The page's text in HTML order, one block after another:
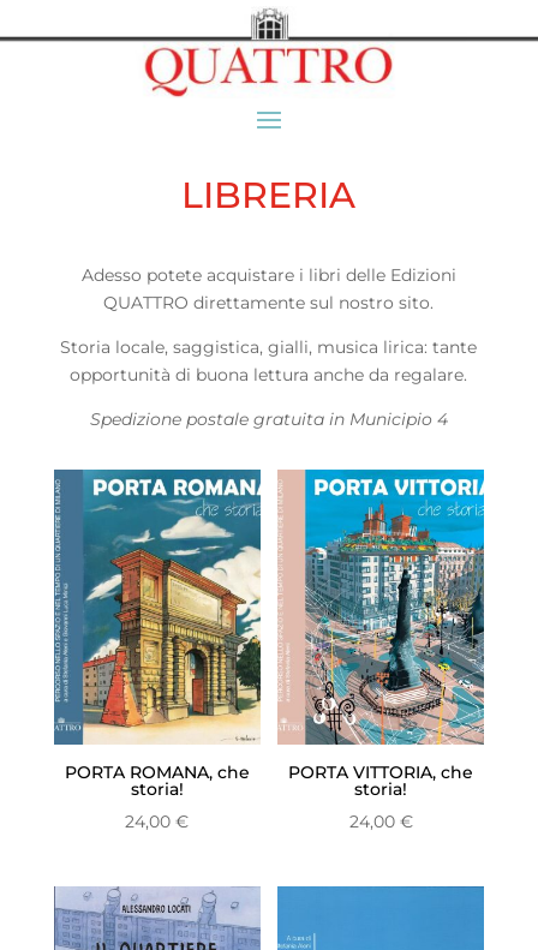
LIBRERIA
Adesso potete acquistare i libri delle Edizioni
QUATTRO direttamente sul nostro sito.
Storia locale, saggistica, gialli, musica lirica: tante
opportunità di buona lettura anche da regalare.
Spedizione postale gratuita in Municipio 4
PORTA ROMANA, che
storia!
24,00€
PORTA VITTORIA, che
storia!
24,00 €